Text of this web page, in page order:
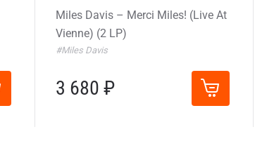
Miles Davis – Merci Miles! (Live At
Vienne) (2 LP)
#Miles Davis
3 680 ₽